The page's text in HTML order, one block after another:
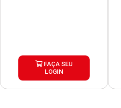
FAÇA SEU
LOGIN